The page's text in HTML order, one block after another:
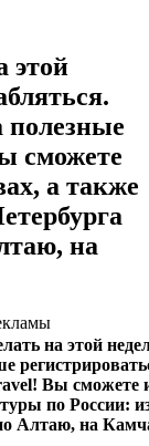
этой
полезные
сможете
а также
на
на этой
Вы сможете
по России:
Алтаю, на